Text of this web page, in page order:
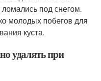
под снегом.
молодых побегов для
куста.
удалять при